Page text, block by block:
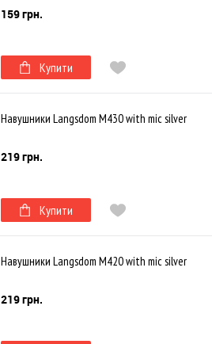
159 грн.
Купити
Навушники Langsdom M430 with mic silver
219 грн.
Купити
Навушники Langsdom M420 with mic silver
219 грн.